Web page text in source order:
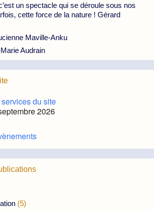
un spectacle qui se déroule sous nos
cette force de la nature ! Gérard
Maville-Anku
Audrain
du site
2026
(5)